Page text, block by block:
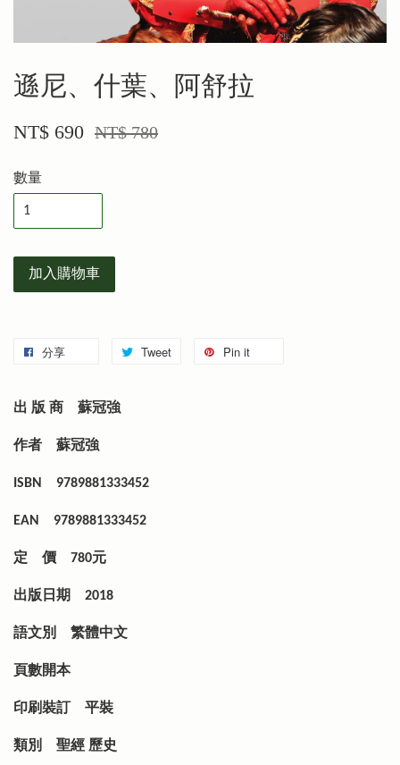
遜尼、什葉、阿舒拉
NT$ 690 NT$ 780
數量
加入購物車
分享 Tweet Pin it
出 版 商 蘇冠強
作者 蘇冠強
ISBN 9789881333452
EAN 9789881333452
定 價 780元
出版日期 2018
語文別 繁體中文
頁數開本
印刷裝訂 平裝
類別 聖經 歷史